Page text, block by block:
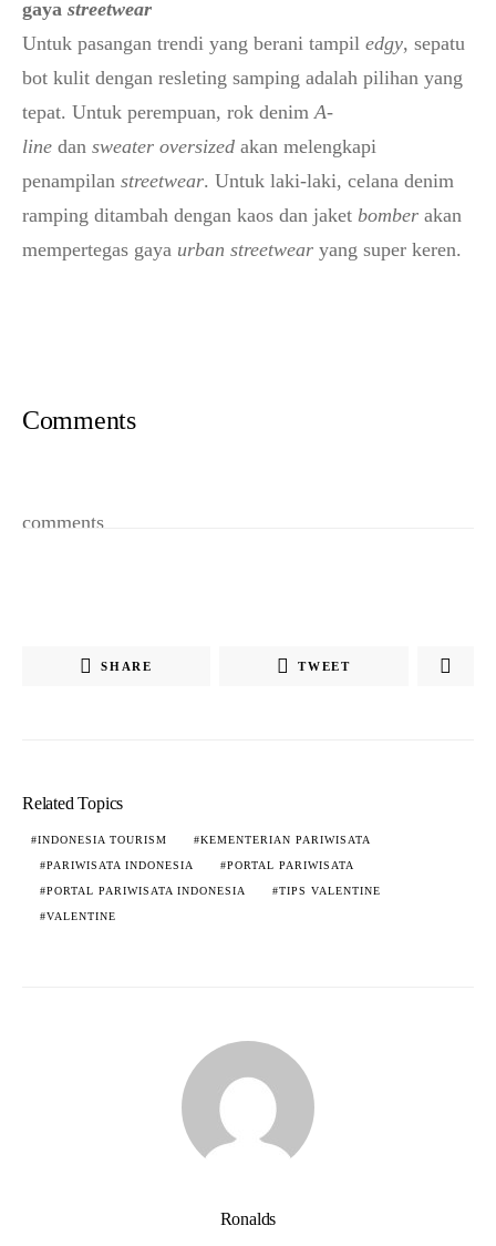
gaya streetwear
Untuk pasangan trendi yang berani tampil edgy, sepatu
bot kulit dengan resleting samping adalah pilihan yang
tepat. Untuk perempuan, rok denimA-
line dan sweater oversized akan melengkapi
penampilan streetwear. Untuk laki-laki, celana denim
ramping ditambah dengan kaos dan jaket bomber akan
mempertegas gaya urban streetwear yang super keren.
Comments
comments
SHARE TWEET
Related Topics
INDONESIA TOURISM KEMENTERIAN PARIWISATA
PARIWISATA INDONESIA PORTAL PARIWISATA
PORTAL PARIWISATA INDONESIA TIPS VALENTINE
VALENTINE
Ronalds